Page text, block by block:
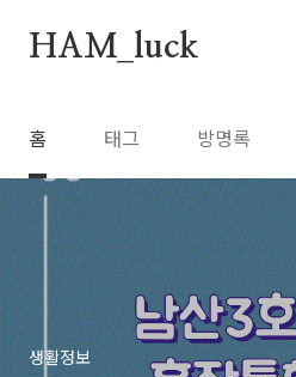
HAM_luck
홈 태그 방명록
생활정보